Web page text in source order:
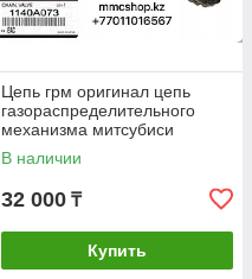
Цепь грм оригинал цепь
газораспределительного
механизма митсубиси
лансер asx аутландер lancer
4B10 4B11 4B12 1140A073
В наличии
32 000 ₸
Купить